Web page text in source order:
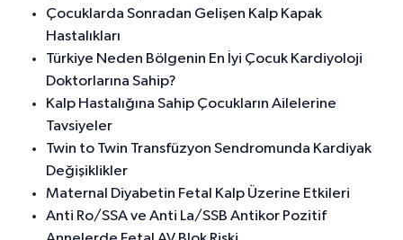
Çocuklarda Sonradan Gelişen Kalp Kapak
Hastalıkları
Türkiye Neden Bölgenin En İyi Çocuk Kardiyoloji
Doktorlarına Sahip?
Kalp Hastalığına Sahip Çocukların Ailelerine
Tavsiyeler
Twin to Twin Transfüzyon Sendromunda Kardiyak
Değişiklikler
Maternal Diyabetin Fetal Kalp Üzerine Etkileri
Anti Ro/SSA ve Anti La/SSB Antikor Pozitif